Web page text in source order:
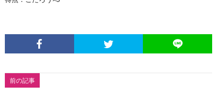
前の記事